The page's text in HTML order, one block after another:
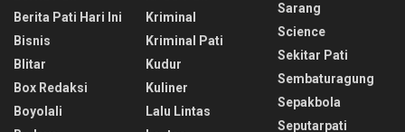
Berita Pati Hari Ini
Bisnis
Blitar
Box Redaksi
Boyolali
Kriminal
Kriminal Pati
Kudur
Kuliner
Lalu Lintas
Sarang
Science
Sekitar Pati
Sembaturagung
Sepakbola
Seputarpati